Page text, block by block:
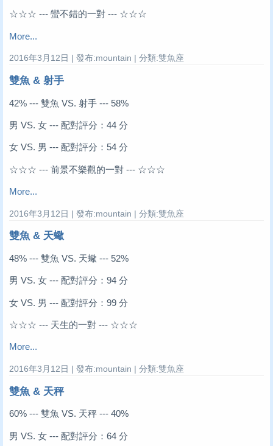
☆☆☆ --- 蠻不錯的一對 --- ☆☆☆
More...
2016年3月12日 | 發布:mountain | 分類:雙魚座
雙魚 & 射手
42% --- 雙魚 VS. 射手 --- 58%
男 VS. 女 --- 配對評分：44 分
女 VS. 男 --- 配對評分：54 分
☆☆☆ --- 前景不樂觀的一對 --- ☆☆☆
More...
2016年3月12日 | 發布:mountain | 分類:雙魚座
雙魚 & 天蠍
48% --- 雙魚 VS. 天蠍 --- 52%
男 VS. 女 --- 配對評分：94 分
女 VS. 男 --- 配對評分：99 分
☆☆☆ --- 天生的一對 --- ☆☆☆
More...
2016年3月12日 | 發布:mountain | 分類:雙魚座
雙魚 & 天秤
60% --- 雙魚 VS. 天秤 --- 40%
男 VS. 女 --- 配對評分：64 分